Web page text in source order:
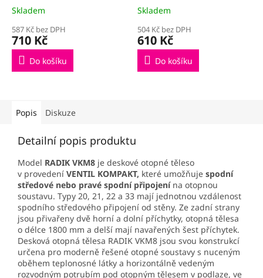
1/2"xEK; 15x1; přímé
Skladem
587 Kč bez DPH
710 Kč
Do košíku
1/2"xEK; 15x1; rohové
Skladem
504 Kč bez DPH
610 Kč
Do košíku
Popis Diskuze
Detailní popis produktu
Model RADIK VKM8 je deskové otopné těleso
v provedení VENTIL KOMPAKT, které umožňuje spodní
středové nebo pravé spodní připojenína otopnou
soustavu. Typy 20, 21, 22 a 33 mají jednotnou vzdálenost
spodního středového připojení od stěny. Ze zadní strany
jsou přivařeny dvě horní a dolní příchytky, otopná tělesa
o délce 1800 mm a delší mají navařených šest příchytek.
Desková otopná tělesa RADIK VKM8 jsou svou konstrukcí
určena pro moderně řešené otopné soustavy s nuceným
oběhem teplonosné látky a horizontálně vedeným
rozvodným potrubím pod otopným tělesem v podlaze, ve